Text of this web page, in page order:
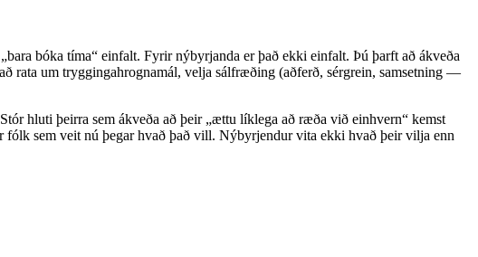
bóka tíma“ einfalt. Fyrir nýbyrjanda er það ekki einfalt. Þú þarft að ákveða
rata um tryggingahrognamál, velja sálfræðing (aðferð, sérgrein, samsetning —
hluti þeirra sem ákveða að þeir „ættu líklega að ræða við einhvern“ kemst
sem veit nú þegar hvað það vill. Nýbyrjendur vita ekki hvað þeir vilja enn